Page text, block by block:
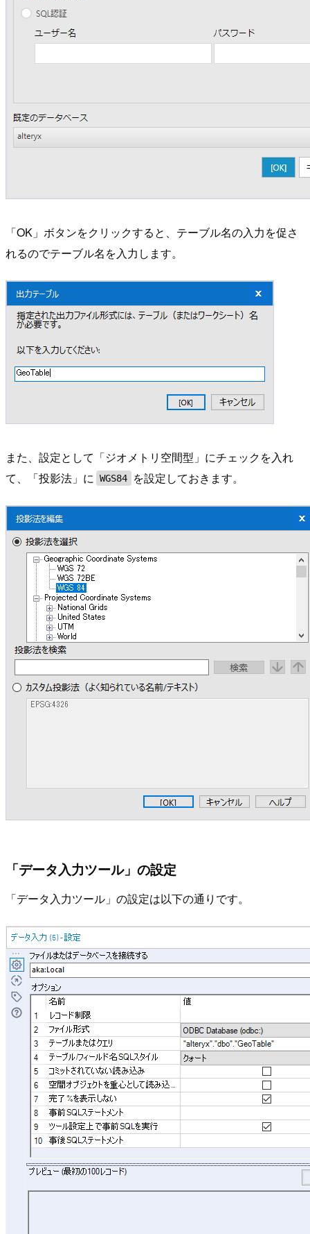
「OK」ボタンをクリックすると、テーブル名の入力を促さ
れるのでテーブル名を入力します。
また、設定として「ジオメトリ空間型」にチェックを入れ
て、「投影法」に WGS84 を設定しておきます。
「データ入力ツール」の設定
「データ入力ツール」の設定は以下の通りです。